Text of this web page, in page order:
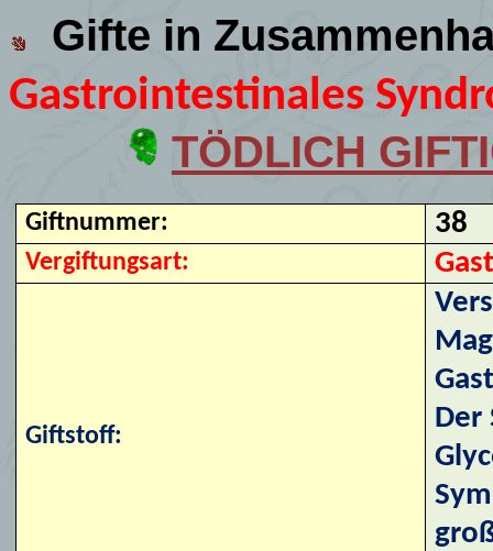
Gifte in
Gastrointestinales
TÖDLICH
Giftnummer: 38
Vergiftungsart:
Giftstoff:
Der